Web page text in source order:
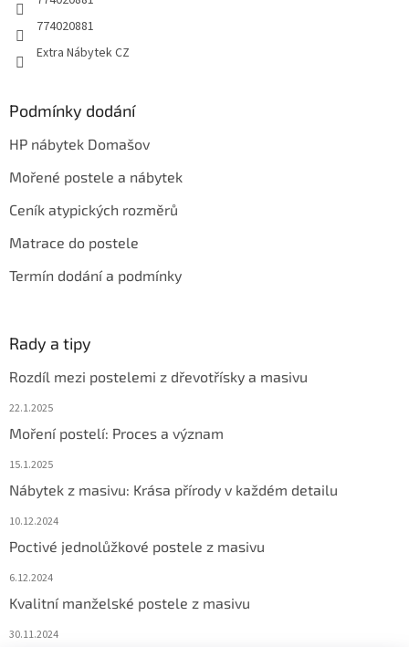
774020881
Extra Nábytek CZ
Podmínky dodání
HP nábytek Domašov
Mořené postele a nábytek
Ceník atypických rozměrů
Matrace do postele
Termín dodání a podmínky
Rady a tipy
Rozdíl mezi postelemi z dřevotřísky a masivu
22.1.2025
Moření postelí: Proces a význam
15.1.2025
Nábytek z masivu: Krása přírody v každém detailu
10.12.2024
Poctivé jednolůžkové postele z masivu
6.12.2024
Kvalitní manželské postele z masivu
30.11.2024